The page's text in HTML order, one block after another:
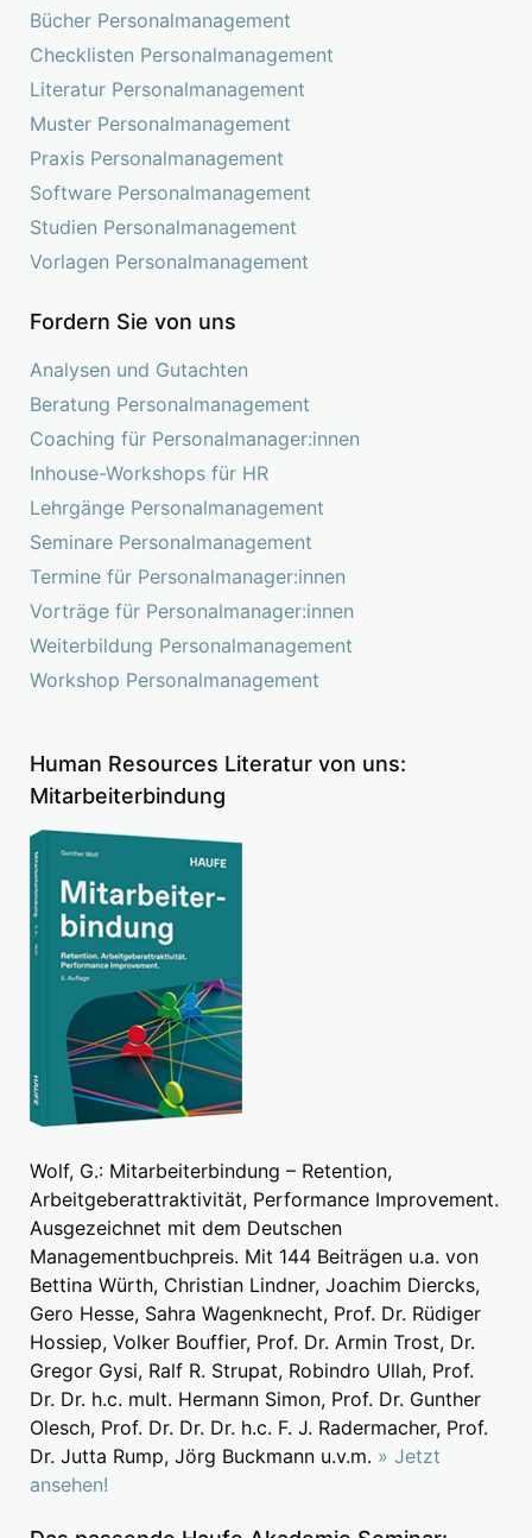
Bücher Personalmanagement
Checklisten Personalmanagement
Literatur Personalmanagement
Muster Personalmanagement
Praxis Personalmanagement
Software Personalmanagement
Studien Personalmanagement
Vorlagen Personalmanagement
Fordern Sie von uns
Analysen und Gutachten
Beratung Personalmanagement
Coaching für Personalmanager:innen
Inhouse-Workshops für HR
Lehrgänge Personalmanagement
Seminare Personalmanagement
Termine für Personalmanager:innen
Vorträge für Personalmanager:innen
Weiterbildung Personalmanagement
Workshop Personalmanagement
Human Resources Literatur von uns:
Mitarbeiterbindung
Wolf, G.: Mitarbeiterbindung – Retention,
Arbeitgeberattraktivität, Performance Improvement.
Ausgezeichnet mit dem Deutschen
Managementbuchpreis. Mit 144 Beiträgen u.a. von
Bettina Würth, Christian Lindner, Joachim Diercks,
Gero Hesse, Sahra Wagenknecht, Prof. Dr. Rüdiger
Hossiep, Volker Bouffier, Prof. Dr. Armin Trost, Dr.
Gregor Gysi, Ralf R. Strupat, Robindro Ullah, Prof.
Dr. Dr. h.c. mult. Hermann Simon, Prof. Dr. Gunther
Olesch, Prof. Dr. Dr. Dr. h.c. F. J. Radermacher, Prof.
Dr. Jutta Rump, Jörg Buckmann u.v.m. » Jetzt
ansehen!